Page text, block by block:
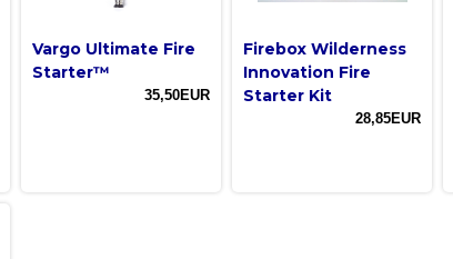
Vargo Ultimate Fire
Starter™
35,50EUR
Firebox Wilderness
Innovation Fire
Starter Kit
28,85EUR